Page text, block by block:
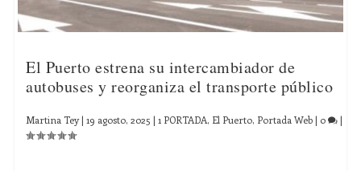
El Puerto estrena su intercambiador de
autobuses y reorganiza el transporte público
Martina Tey|19 agosto, 2025 |1 PORTADA, El Puerto, Portada Web | 0 |